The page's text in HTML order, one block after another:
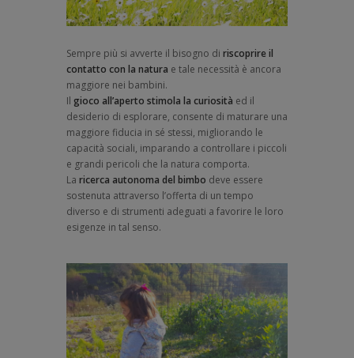
Sempre più si avverte il bisogno di riscoprire il
contatto con la natura e tale necessità è ancora
maggiore nei bambini.
Il gioco all’aperto stimola la curiosità ed il
desiderio di esplorare, consente di maturare una
maggiore fiducia in sé stessi, migliorando le
capacità sociali, imparando a controllare i piccoli
e grandi pericoli che la natura comporta.
La ricerca autonoma del bimbo deve essere
sostenuta attraverso l’offerta di un tempo
diverso e di strumenti adeguati a favorire le loro
esigenze in tal senso.